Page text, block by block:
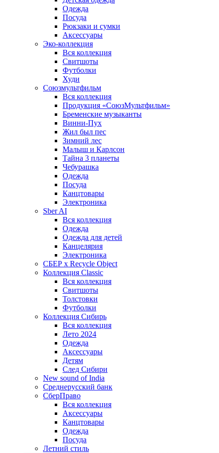
Одежда
Посуда
Рюкзаки и сумки
Аксессуары
Эко-коллекция
Вся коллекция
Свитшоты
Футболки
Худи
Союзмультфильм
Вся коллекция
Продукция «СоюзМультфильм»
Бременские музыканты
Винни-Пух
Жил был пес
Зимний лес
Малыш и Карлсон
Тайна 3 планеты
Чебурашка
Одежда
Посуда
Канцтовары
Электроника
Sber AI
Вся коллекция
Одежда
Одежда для детей
Канцелярия
Электроника
СБЕР x Recycle Object
Коллекция Classic
Вся коллекция
Свитшоты
Толстовки
Футболки
Коллекция Сибирь
Вся коллекция
Лето 2024
Одежда
Аксессуары
Детям
След Сибири
New sound of India
Среднерусский банк
СберПраво
Вся коллекция
Аксессуары
Канцтовары
Одежда
Посуда
Летний стиль